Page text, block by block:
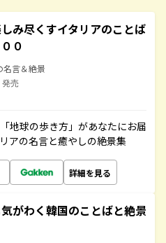
み尽くすイタリアのことば
０
名言＆絶景
発売
地球の歩き方」があなたにお届
アの名言と癒やしの絶景集
詳細を見る
がわく韓国のことばと絶景